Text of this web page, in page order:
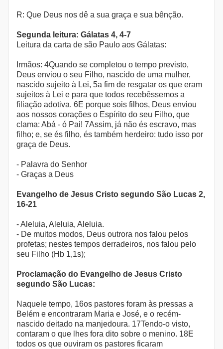
R: Que Deus nos dê a sua graça e sua bênção.
Segunda leitura: Gálatas 4, 4-7
Leitura da carta de são Paulo aos Gálatas:
Irmãos: 4Quando se completou o tempo previsto,
Deus enviou o seu Filho, nascido de uma mulher,
nascido sujeito à Lei, 5a fim de resgatar os que eram
sujeitos à Lei e para que todos recebêssemos a
filiação adotiva. 6E porque sois filhos, Deus enviou
aos nossos corações o Espírito do seu Filho, que
clama: Abá - ó Pai! 7Assim, já não és escravo, mas
filho; e, se és filho, és também herdeiro: tudo isso por
graça de Deus.
- Palavra do Senhor
- Graças a Deus
Evangelho de Jesus Cristo segundo São Lucas 2,
16-21
- Aleluia, Aleluia, Aleluia.
- De muitos modos, Deus outrora nos falou pelos
profetas; nestes tempos derradeiros, nos falou pelo
seu Filho (Hb 1,1s);
Proclamação do Evangelho de Jesus Cristo
segundo São Lucas:
Naquele tempo, 16os pastores foram às pressas a
Belém e encontraram Maria e José, e o recém-
nascido deitado na manjedoura. 17Tendo-o visto,
contaram o que lhes fora dito sobre o menino. 18E
todos os que ouviram os pastores ficaram